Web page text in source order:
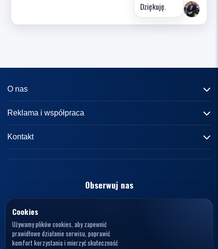
Dziękuję.
O nas
Informacje o portalu
Reklama i współpraca
Reklama
Kontakt
kontakt@knews.pl
Polska
NIP: 7272595979
Obserwuj nas
Cookies
Używamy plików cookies, aby zapewnić
prawidłowe działanie serwisu, poprawić
komfort korzystania i mierzyć skuteczność